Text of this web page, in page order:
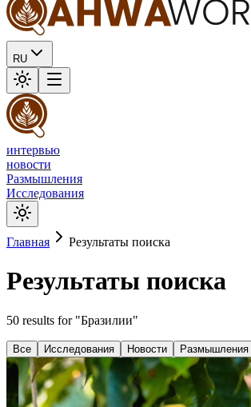
RU
интервью
новости
Размышления
Исследования
Главная Результаты поиска
Результаты поиска
50 results for "Бразилии"
Все Исследования Новости Размышления